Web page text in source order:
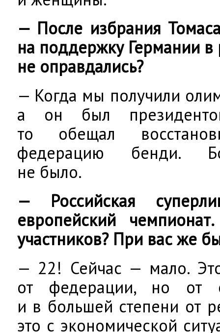
— После избрания
на поддержку Германии
не оправдались?
— Когда мы получили
а он был
то обещал
федерацию бенди.
не было.
— Российская
европейский
участников? При вас же
— 22! Сейчас — мало.
от федерации, но от
и в большей степени от
это с экономической